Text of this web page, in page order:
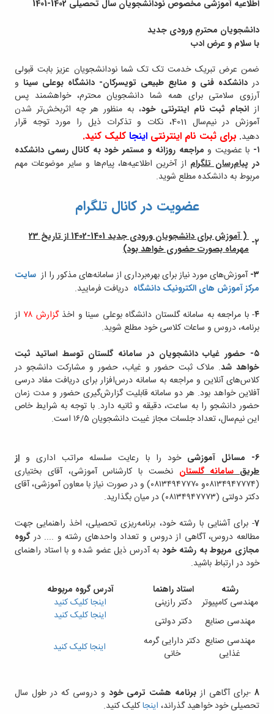
اطلاعیه آموزشی مخصوص نودانشجویان سال تحصیلی 1402-1401
دانشجویان محترمِ ورودی جدید
با سلام و عرض ادب
ضمن عرض تبریک خدمت تک تک شما نودانشجویان عزیز بابت قبولی
در دانشکده فنی و منابع طبیعی تویسرکان- دانشگاه بوعلی سینا و
آرزوی سلامتی برای همه شما دانشجویان محترم، خواهشمند پس
از انجام ثبت نام اینترنتی خود، به منظور هر چه اثربخش‌تر شدن
آموزش در نیم‌سال 4011، نکات و تذکرات ذیل را مورد توجه قرار
دهید. برای ثبت نام اینترنتی اینجا کلیک کنید.
۱- با عضویت و مراجعه روزانه و مستمر خود به کانال رسمی دانشکده
در پیام‌رسان تلگرام از آخرین اطلاعیه‌ها، پیام‌ها و سایر موضوعات مهم
مربوط به دانشکده مطلع شوید.
عضویت در کانال تلگرام
۲-
( آموزش برای دانشجویان ورودی جدید 1401-1402 از تاریخ 23
مهرماه بصورت حضوری خواهد بود)
۳- آموزش‌های مورد نیاز برای بهره‌برداری از سامانه‌های مذکور را از سایت
مرکز آموزش های الکترونیک دانشگاه دریافت فرمایید.
۴- با مراجعه به سامانه گلستان دانشگاه بوعلی سینا و اخذگزارش ۷۸
از
برنامه، دروس و ساعات کلاسی خود مطلع شوید.
۵-
حضور غیاب دانشجویان در سامانه گلستان توسط اساتید ثبت
خواهد شد. ملاک ثبت حضور و غیاب، حضور و مشارکت دانشجو در
کلاس‌های آنلاین و مراجعه به سامانه درس‌افزار برای دریافت مفاد درسی
آفلاین خواهد بود. هر دو سامانه قابلیت گزارش‌گیری حضور و مدت زمان
حضور دانشجو را به ساعت، دقیقه و ثانیه دارد. با توجه به شرایط خاص
این نیم‌سال، تعداد جلسات مجاز غیبت دانشجویان ۱۶/۵ است.
6- مسائل آموزشی خود را با رعایت سلسله مراتب اداری و از
طریقسامانه گلستان نخست با کارشناس آموزشی، آقای بختیاری
(۰۸۱۳۴۹۴۷۷۷۴و ۰۸۱۳۴۹۴۷۷۷۰) و در صورت نیاز با معاون آموزشی، آقای
دکتر دولتی (۰۸۱۳۴۹۴۷۷۷۳) در میان بگذارید.
7- برای آشنایی با رشته خود، برنامه‌ریزی تحصیلی، اخذ راهنمایی جهت
مطالعه دروس، آگاهی از دروس و تعداد واحدهای رشته و .... درگروه
مجازی مربوط به رشته خود به آدرس ذیل عضو شده و با استاد راهنمای
خود در ارتباط باشید.
رشته استاد راهنما آدرس گروه مربوطه
مهندسی کامپیوتر دکتر رازینی
اینجا کلیک کنید
مهندسی صنایع
دکتر دولتی
اینجا کلیک کنید
مهندسی صنایع
غذایی
دکتر دارایی گرمه
خانی
اینجا کلیک کنید
8
-برای آگاهی از برنامه هشت ترمی خود و دروسی که در طول سال
تحصیلی خود خواهید گذراند، اینجاکلیک کنید.